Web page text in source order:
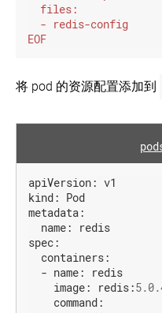
EOF
将 pod 的资源配置添加到
apiVersion: v1
kind: Pod
metadata:
name:
redis
spec:
containers:
- name:
redis
image:
redis:
command: